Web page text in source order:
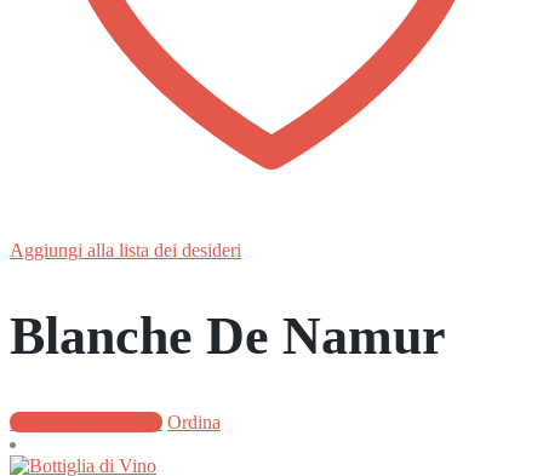
Aggiungi alla lista dei desideri
Blanche De Namur
Aggiungi al carrello Ordina